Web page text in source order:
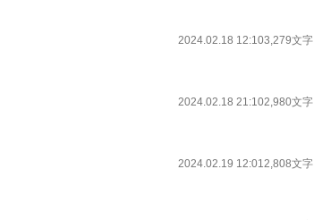
2024.02.18 12:103,279文字
2024.02.18 21:102,980文字
2024.02.19 12:012,808文字